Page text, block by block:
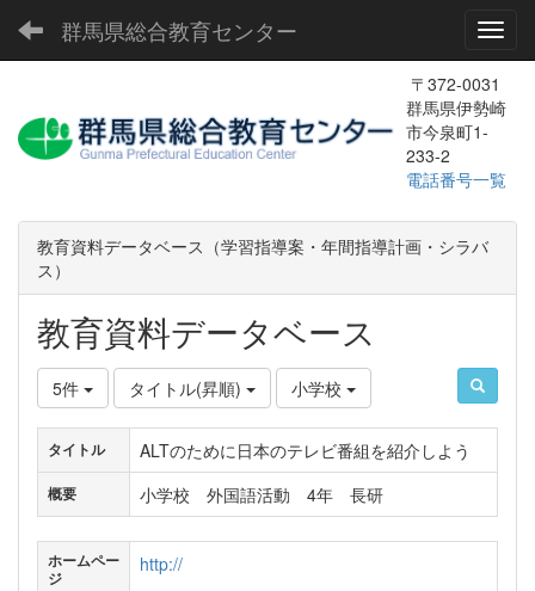
群馬県総合教育センター
〒372-0031
群馬県伊勢崎
市今泉町1-
233-2
電話番号一覧
教育資料データベース（学習指導案・年間指導計画・シラバ
ス）
教育資料データベース
5件 タイトル(昇順) 小学校
タイトル ALTのために日本のテレビ番組を紹介しよう
概要 小学校 外国語活動 4年 長研
ホームペー
ジ
http://